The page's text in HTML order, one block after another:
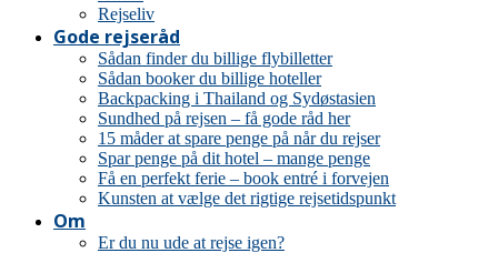
Rejseliv
Gode rejseråd
Sådan finder du billige flybilletter
Sådan booker du billige hoteller
Backpacking i Thailand og Sydøstasien
Sundhed på rejsen – få gode råd her
15 måder at spare penge på når du rejser
Spar penge på dit hotel – mange penge
Få en perfekt ferie – book entré i forvejen
Kunsten at vælge det rigtige rejsetidspunkt
Om
Er du nu ude at rejse igen?